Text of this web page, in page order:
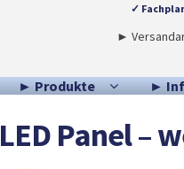
✓
►
► Produkte ►
LED Panel –